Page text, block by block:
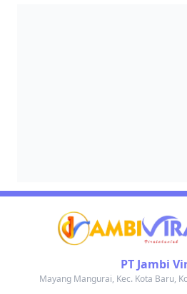
PT Jambi
Mayang Mangurai, Kec. Kota Baru,